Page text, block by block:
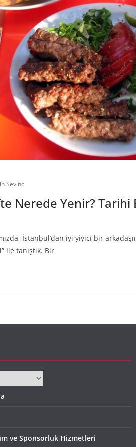
Sevinc
Nerede Yenir?
İstanbul’dan iyi yiyici bir
ile tanıştık. Bir
ve Sponsorluk Hizmetleri